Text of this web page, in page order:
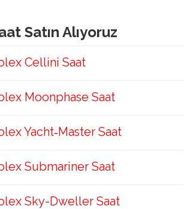
Satın Alıyoruz
Cellini Saat
Moonphase Saat
Yacht‑Master Saat
Submariner Saat
Sky-Dweller Saat